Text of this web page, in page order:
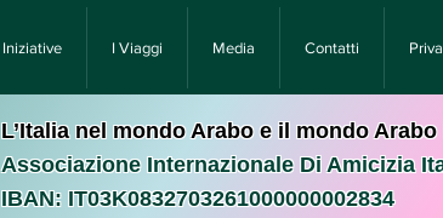
Iniziative I Viaggi Media Contatti
L’Italia nel mondo Arabo e il mondo
Associazione Internazionale Di Amicizia
IBAN: IT03K0832703261000000002834